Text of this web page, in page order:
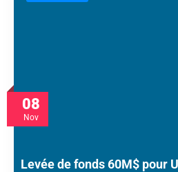
08
Nov
Levée de fonds 60M$ pour